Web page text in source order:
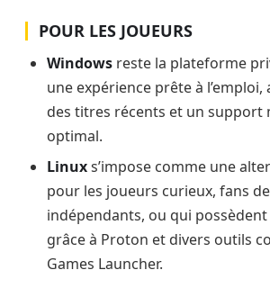
POUR LES JOUEURS
Windows reste la plateforme
une expérience prête à
des titres récents et un support
optimal.
Linuxs’impose comme une
pour les joueurs curieux, fans
indépendants, ou qui possèdent
grâce à Proton et divers outils
Games Launcher.